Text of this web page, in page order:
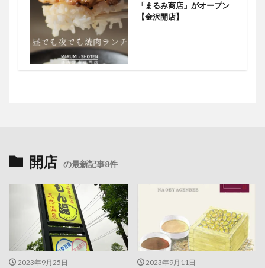
「まるみ商店」がオープン
【金沢開店】
開店 の最新記事8件
2023年9月25日 2023年9月11日